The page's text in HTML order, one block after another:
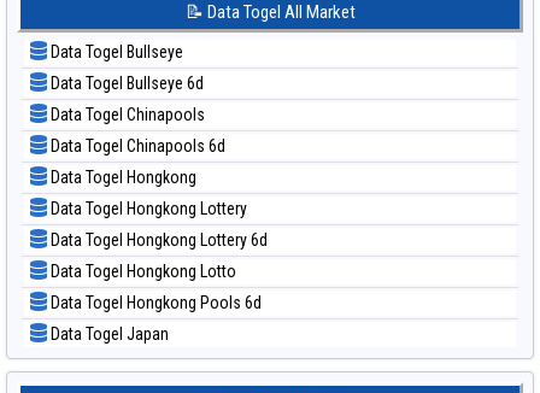
📊 Statistik Sydney Lotto
📊 Statistik Sydney Pools 6d
📊 Statistik Taipei
📊 Statistik Taiwan
📝 Pola Dasar Kuda Lari
📝 Pola Dasar Magnum Cambodia
📝 Pola Dasar Nagoya
📝 Pola Dasar North Carolina Day
📝 Pola Dasar Pcso
📝 Pola Dasar Sao Paulo
📝 Pola Dasar Singapore
📝 Pola Dasar Sydney
📝 Pola Dasar Sydney Lottery
📝 Pola Dasar Sydney Lottery 6d
📝 Pola Dasar Sydney Lotto
📝 Data Togel All Market
Data Togel Bullseye
Data Togel Bullseye 6d
Data Togel Chinapools
Data Togel Chinapools 6d
Data Togel Hongkong
Data Togel Hongkong Lottery
Data Togel Hongkong Lottery 6d
Data Togel Hongkong Lotto
Data Togel Hongkong Pools 6d
Data Togel Japan
Data Togel Japan 6d